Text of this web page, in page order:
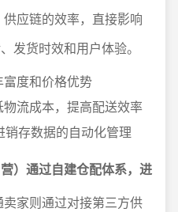
供应链的效率，直接影响
发货时效和用户体验。
度和价格优势
流成本，提高配送效率
存数据的自动化管理
）通过自建仓配体系，进
卖家则通过对接第三方供